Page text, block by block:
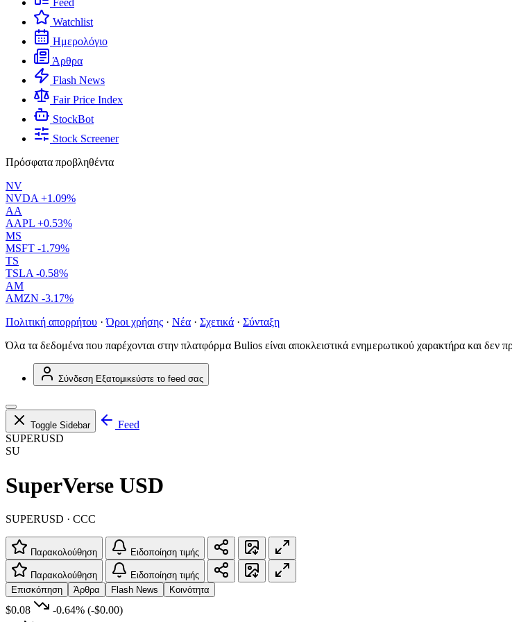
Feed
Watchlist
Ημερολόγιο
Άρθρα
Flash News
Fair Price Index
StockBot
Stock Screener
Πρόσφατα προβληθέντα
NV
NVDA +1.09%
AA
AAPL +0.53%
MS
MSFT -1.79%
TS
TSLA -0.58%
AM
AMZN -3.17%
Πολιτική απορρήτου · Όροι χρήσης · Νέα · Σχετικά · Σύνταξη
Όλα τα δεδομένα που παρέχονται στην πλατφόρμα Bulios είναι αποκλειστικά ενημερωτικού χαρακτήρα και δεν
Σύνδεση Εξατομικεύστε το feed σας
Toggle Sidebar
Feed
SUPERUSD
SU
SuperVerse USD
SUPERUSD · CCC
Παρακολούθηση Ειδοποίηση τιμής
Παρακολούθηση
Ειδοποίηση τιμής
Επισκόπηση
Άρθρα Flash News Κοινότητα
$0.08 -0.64% (-$0.00)